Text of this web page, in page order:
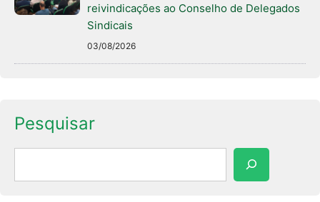
reivindicações ao Conselho de Delegados
Sindicais
03/08/2026
Pesquisar